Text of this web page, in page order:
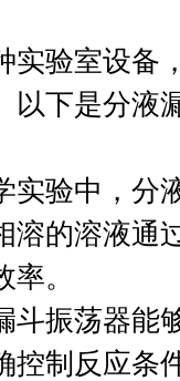
实验室设备
以下是分液
实验中，分
溶的溶液通
。
斗振荡器能
控制反应条